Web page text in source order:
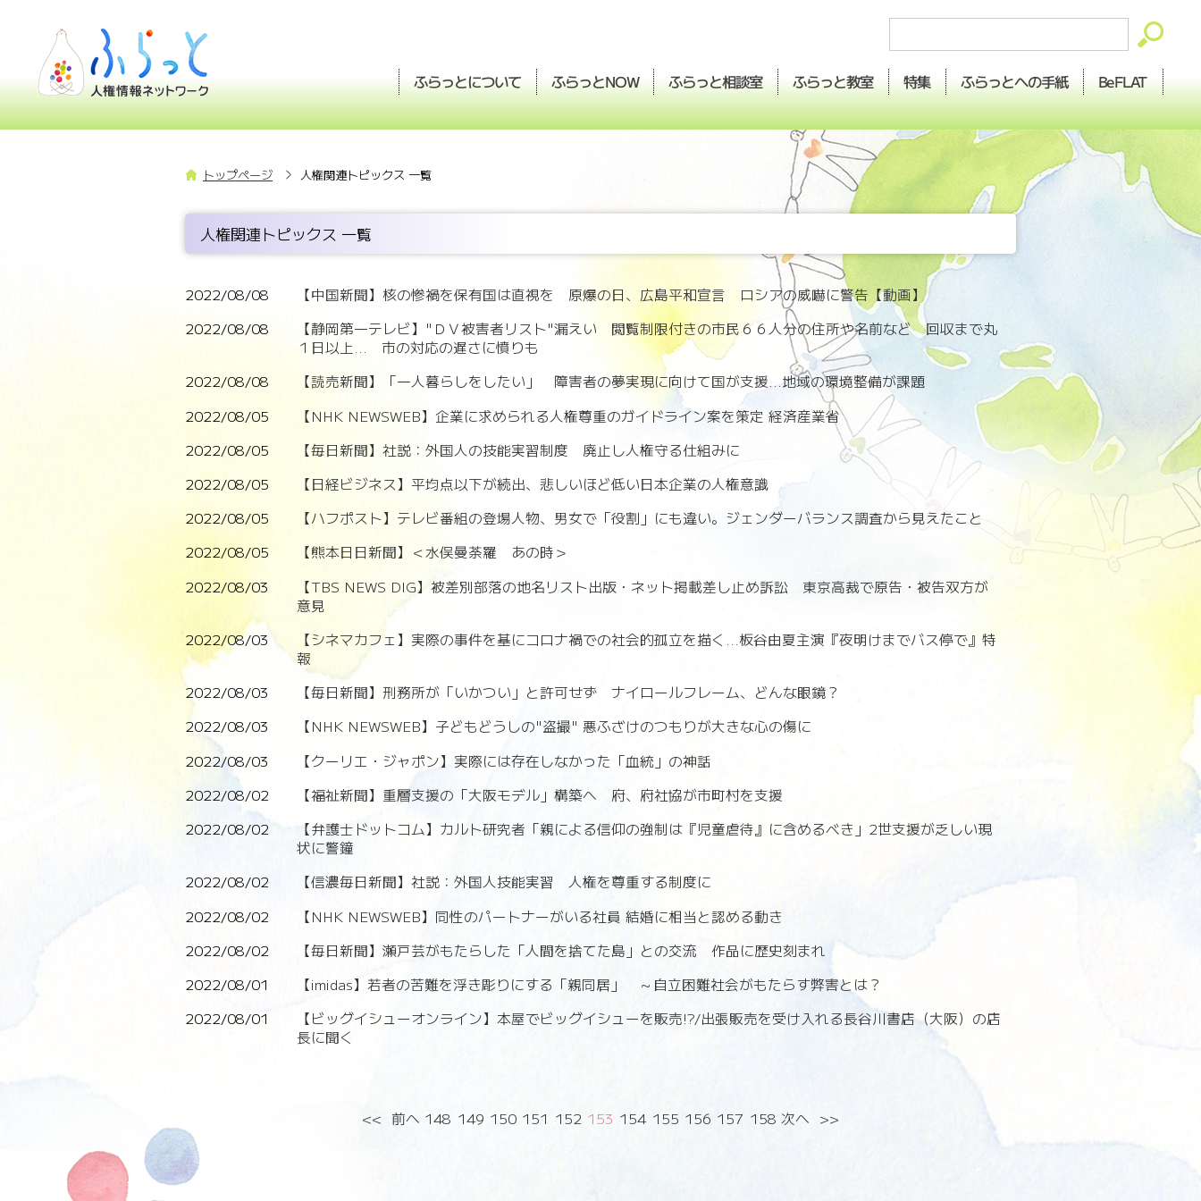
ふらっとについて ふらっとNOW ふらっと相談室 ふらっと教室 特集 ふらっとへの手紙 BeFLAT
トップページ 人権関連トピックス 一覧
人権関連トピックス 一覧
2022/08/08
【中国新聞】核の惨禍を保有国は直視を 原爆の日、広島平和宣言 ロシアの威嚇に警告【動画】
2022/08/08
【静岡第一テレビ】"ＤＶ被害者リスト"漏えい 閲覧制限付きの市民６６人分の住所や名前など 回収まで丸
１日以上... 市の対応の遅さに憤りも
2022/08/08
【読売新聞】「一人暮らしをしたい」 障害者の夢実現に向けて国が支援...地域の環境整備が課題
2022/08/05
【NHK NEWSWEB】企業に求められる人権尊重のガイドライン案を策定 経済産業省
2022/08/05
【毎日新聞】社説：外国人の技能実習制度 廃止し人権守る仕組みに
2022/08/05
【日経ビジネス】平均点以下が続出、悲しいほど低い日本企業の人権意識
2022/08/05
【ハフポスト】テレビ番組の登場人物、男女で「役割」にも違い。ジェンダーバランス調査から見えたこと
2022/08/05
【熊本日日新聞】＜水俣曼荼羅 あの時＞
2022/08/03
【TBS NEWS DIG】被差別部落の地名リスト出版・ネット掲載差し止め訴訟 東京高裁で原告・被告双方が
意見
2022/08/03
【シネマカフェ】実際の事件を基にコロナ禍での社会的孤立を描く...板谷由夏主演『夜明けまでバス停で』特
報
2022/08/03
【毎日新聞】刑務所が「いかつい」と許可せず ナイロールフレーム、どんな眼鏡？
2022/08/03
【NHK NEWSWEB】子どもどうしの"盗撮" 悪ふざけのつもりが大きな心の傷に
2022/08/03
【クーリエ・ジャポン】実際には存在しなかった「血統」の神話
2022/08/02
【福祉新聞】重層支援の「大阪モデル」構築へ 府、府社協が市町村を支援
2022/08/02
【弁護士ドットコム】カルト研究者「親による信仰の強制は『児童虐待』に含めるべき」2世支援が乏しい現
状に警鐘
2022/08/02
【信濃毎日新聞】社説：外国人技能実習 人権を尊重する制度に
2022/08/02
【NHK NEWSWEB】同性のパートナーがいる社員 結婚に相当と認める動き
2022/08/02
【毎日新聞】瀬戸芸がもたらした「人間を捨てた島」との交流 作品に歴史刻まれ
2022/08/01
【imidas】若者の苦難を浮き彫りにする「親同居」 ～自立困難社会がもたらす弊害とは？
2022/08/01
【ビッグイシューオンライン】本屋でビッグイシューを販売!?/出張販売を受け入れる長谷川書店（大阪）の店
長に聞く
<< 前へ 148 149 150 151 152 153 154 155 156 157 158 次へ >>